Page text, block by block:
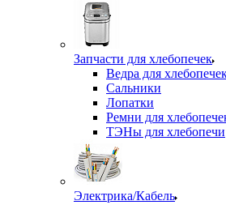
Запчасти для хлебопечек
Ведра для
Сальники
Лопатки
Ремни для
ТЭНы для хлебопечи
Электрика/Кабель